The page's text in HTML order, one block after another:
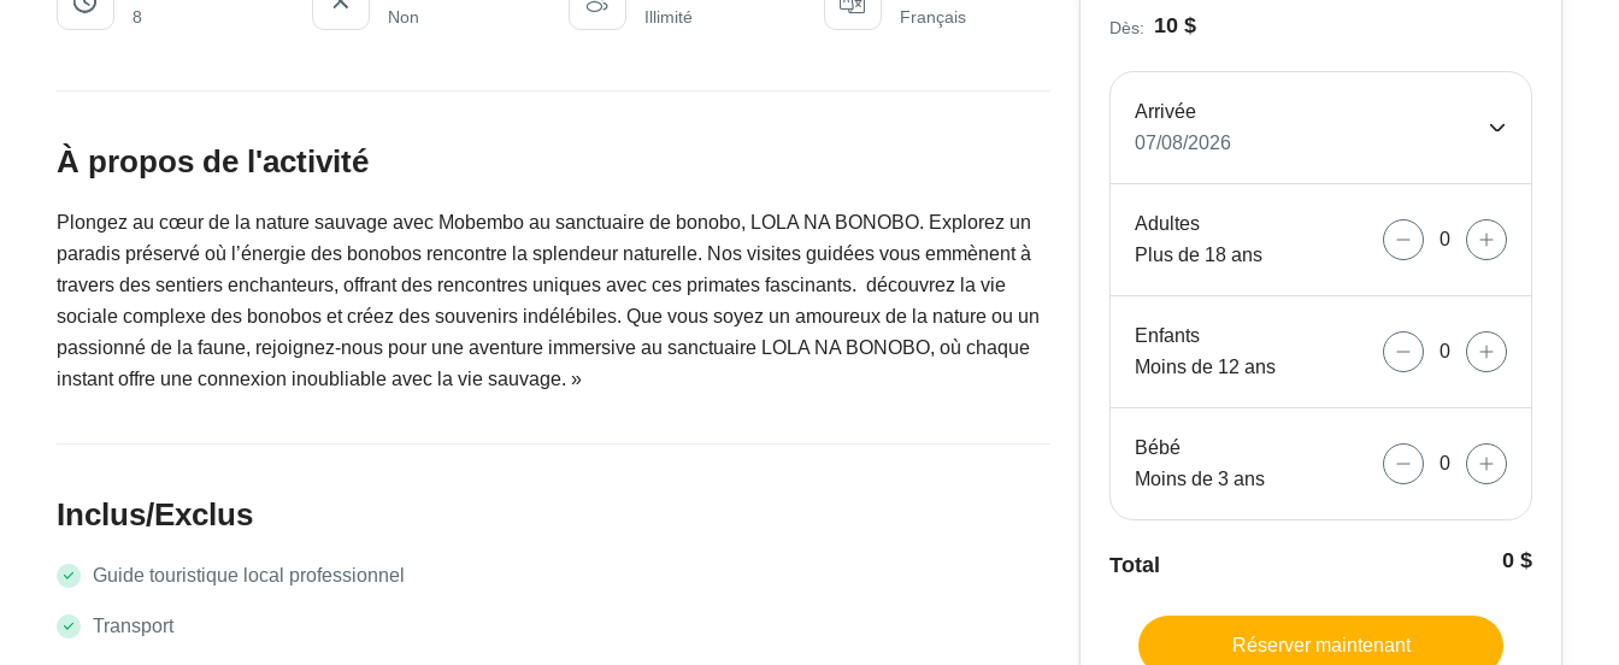
8 Non Illimité Français
À propos de l'activité
Plongez au cœur de la nature sauvage avec Mobembo au sanctuaire de bonobo, LOLA NA BONOBO. Explorez un
paradis préservé où l’énergie des bonobos rencontre la splendeur naturelle. Nos visites guidées vous emmènent à
travers des sentiers enchanteurs, offrant des rencontres uniques avec ces primates fascinants. découvrez la vie
sociale complexe des bonobos et créez des souvenirs indélébiles. Que vous soyez un amoureux de la nature ou un
passionné de la faune, rejoignez-nous pour une aventure immersive au sanctuaire LOLA NA BONOBO, où chaque
instant offre une connexion inoubliable avec la vie sauvage. »
Inclus/Exclus
Guide touristique local professionnel
Transport
Dès: 10 $
Arrivée
07/08/2026
Adultes
Plus de 18 ans
Enfants
Moins de 12 ans
Bébé
Moins de 3 ans
Total 0 $
Réserver maintenant